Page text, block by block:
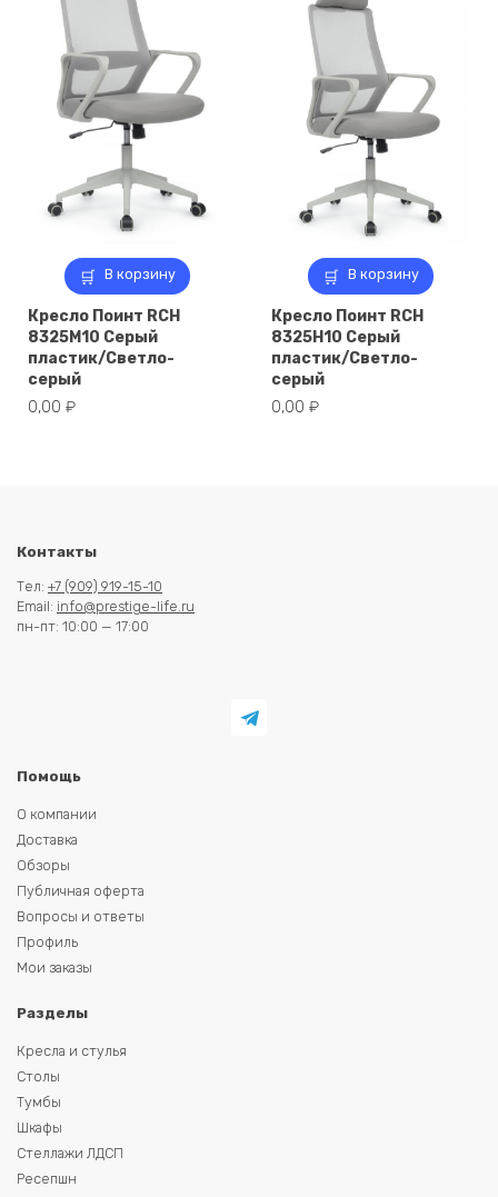
В корзину
Кресло Поинт RCH
8325M10 Серый
пластик/Светло-
серый
0,00 ₽
В корзину
Кресло Поинт RCH
8325H10 Серый
пластик/Светло-
серый
0,00 ₽
Контакты
Тел: +7 (909) 919-15-10
Email: info@prestige-life.ru
пн-пт: 10:00 — 17:00
Помощь
О компании
Доставка
Обзоры
Публичная оферта
Вопросы и ответы
Профиль
Мои заказы
Разделы
Кресла и стулья
Столы
Тумбы
Шкафы
Стеллажи ЛДСП
Ресепшн